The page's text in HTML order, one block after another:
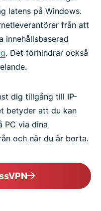
latens på Windows.
från att
innehållsbaserad
. Det förhindrar också
dig tillgång till IP-
betyder att du kan
PC via dina
och när du är borta.